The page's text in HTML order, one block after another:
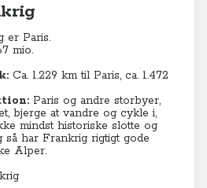
er Paris.
mio.
Ca. 1.229 km til Paris, ca. 1.472
Paris og andre storbyer,
bjerge at vandre og cykle i,
mindst historiske slotte og
så har Frankrig rigtigt gode
Alper.